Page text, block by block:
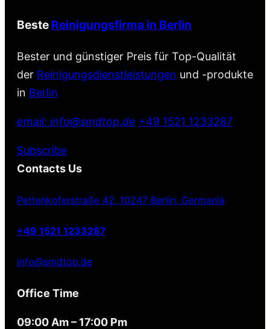
Beste Reinigungsfirma in Berlin
Bester und günstiger Preis für Top-Qualität
der Reinigungsdienstleistungen und -produkte
in Berlin
email: info@smdtop.de +49 1521 1233287
Subscribe
Contacts Us
Pettenkoferstraße 42, 10247 Berlin, Germania
+49 1521 1233287
info@smdtop.de
Office Time
09:00 Am – 17:00 Pm